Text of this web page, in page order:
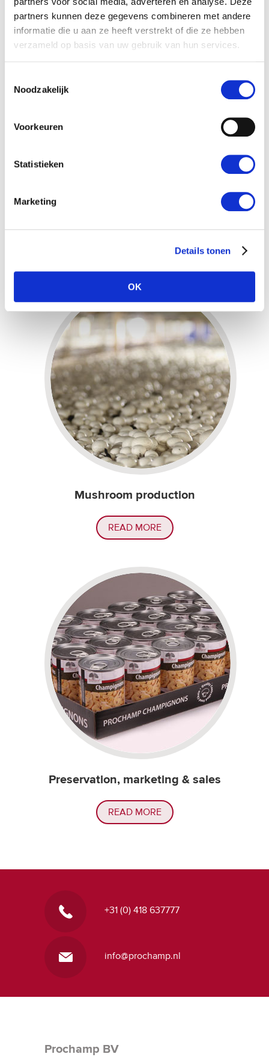
partners kunnen deze gegevens combineren met andere
informatie die u aan ze heeft verstrekt of die ze hebben
verzameld op basis van uw gebruik van hun services.
Noodzakelijk
Voorkeuren
Statistieken
Marketing
Details tonen
OK
Mushroom production
READ MORE
Preservation, marketing & sales
READ MORE
+31 (0) 418 637777
info@prochamp.nl
Prochamp BV